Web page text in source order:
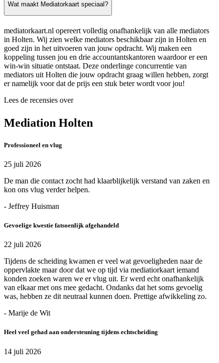
Wat maakt Mediatorkaart speciaal?
mediatorkaart.nl opereert volledig onafhankelijk van alle mediators
in Holten. Wij zien welke mediators beschikbaar zijn in Holten en
goed zijn in het uitvoeren van jouw opdracht. Wij maken een
koppeling tussen jou en drie accountantskantoren waardoor er een
win-win situatie ontstaat. Deze onderlinge concurrentie van
mediators uit Holten die jouw opdracht graag willen hebben, zorgt
er namelijk voor dat de prijs een stuk beter wordt voor jou!
Lees de recensies over
Mediation Holten
Professioneel en vlug
25 juli 2026
De man die contact zocht had klaarblijkelijk verstand van zaken en
kon ons vlug verder helpen.
- Jeffrey Huisman
Gevoelige kwestie fatsoenlijk afgehandeld
22 juli 2026
Tijdens de scheiding kwamen er veel wat gevoeligheden naar de
oppervlakte maar door dat we op tijd via mediatiorkaart iemand
konden zoeken waren we er vlug uit. Er werd echt onafhankelijk
van elkaar met ons mee gedacht. Ondanks dat het soms gevoelig
was, hebben ze dit neutraal kunnen doen. Prettige afwikkeling zo.
- Marije de Wit
Heel veel gehad aan ondersteuning tijdens echtscheiding
14 juli 2026